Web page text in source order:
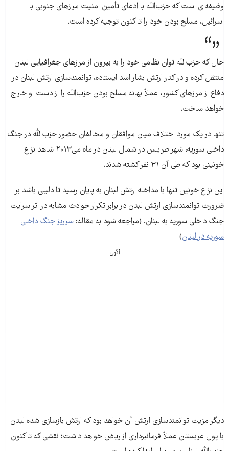
وظیفه‌ای است که حزب‌الله با ادعای تأمین امنیت مرزهای جنوبی با
اسرائیل، مسلح بودن خود را تاکنون توجیه کرده است.
حال که حزب‌الله توان نظامی خود را به بیرون از مرزهای جغرافیایی لبنان
منتقل کرده و در کنار ارتش بشار اسد ایستاده، توانمندسازی ارتش لبنان در
دفاع از مرزهای کشور، عملاً بهانه مسلح بودن حزب‌الله را از دست او خارج
خواهد ساخت.
تنها در یک مورد اختلاف میان موافقان و مخالفان حضور حزب‌الله در جنگ
داخلی سوریه، شهر طرابلس در شمال لبنان در ماه می‌۲۰۱۳ شاهد نزاع
خونینی بود که طی آن ۳۱ نفر کشته شدند.
این نزاع خونین تنها با مداخله ارتش لبنان به پایان رسید تا دلیلی باشد بر
ضرورت توانمندسازی ارتش لبنان در برابر تکرار حوادث مشابه در اثر سرایت
جنگ داخلی سوریه به لبنان. (مراجعه شود به مقاله:سرریز جنگ داخلی
سوریه در لبنان)
آگهی
دیگر مزیت توانمندسازی ارتش آن خواهد بود که ارتش بازسازی شده لبنان
با پول عربستان عملاً فرمانبرداری از ریاض خواهد داشت؛ نقشی که تاکنون